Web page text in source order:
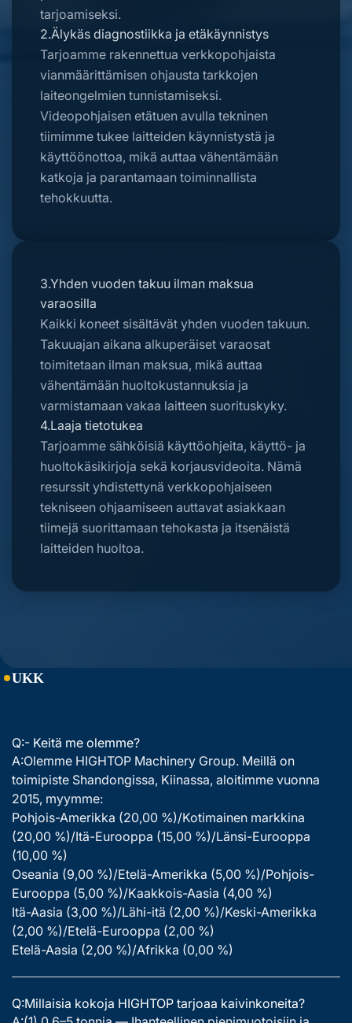
tarjoamiseksi.
2.Älykäs diagnostiikka ja etäkäynnistys
Tarjoamme rakennettua verkkopohjaista
vianmäärittämisen ohjausta tarkkojen
laiteongelmien tunnistamiseksi.
Videopohjaisen etätuen avulla tekninen
tiimimme tukee laitteiden käynnistystä ja
käyttöönottoa, mikä auttaa vähentämään
katkoja ja parantamaan toiminnallista
tehokkuutta.
3.Yhden vuoden takuu ilman maksua
varaosilla
Kaikki koneet sisältävät yhden vuoden takuun.
Takuuajan aikana alkuperäiset varaosat
toimitetaan ilman maksua, mikä auttaa
vähentämään huoltokustannuksia ja
varmistamaan vakaa laitteen suorituskyky.
4.Laaja tietotukea
Tarjoamme sähköisiä käyttöohjeita, käyttö- ja
huoltokäsikirjoja sekä korjausvideoita. Nämä
resurssit yhdistettynä verkkopohjaiseen
tekniseen ohjaamiseen auttavat asiakkaan
tiimejä suorittamaan tehokasta ja itsenäistä
laitteiden huoltoa.
UKK
Q:- Keitä me olemme?
A:Olemme HIGHTOP Machinery Group. Meillä on
toimipiste Shandongissa, Kiinassa, aloitimme vuonna
2015, myymme:
Pohjois-Amerikka (20,00 %)/Kotimainen markkina
(20,00 %)/Itä-Eurooppa (15,00 %)/Länsi-Eurooppa
(10,00 %)
Oseania (9,00 %)/Etelä-Amerikka (5,00 %)/Pohjois-
Eurooppa (5,00 %)/Kaakkois-Aasia (4,00 %)
Itä-Aasia (3,00 %)/Lähi-itä (2,00 %)/Keski-Amerikka
(2,00 %)/Etelä-Eurooppa (2,00 %)
Etelä-Aasia (2,00 %)/Afrikka (0,00 %)
Q:Millaisia kokoja HIGHTOP tarjoaa kaivinkoneita?